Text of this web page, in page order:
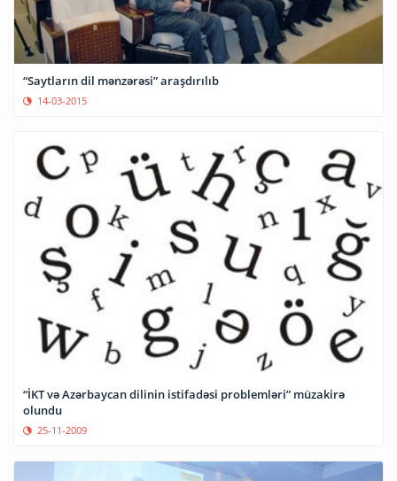
“Saytların dil mənzərəsi” araşdırılıb
14-03-2015
“İKT və Azərbaycan dilinin istifadəsi problemləri” müzakirə
olundu
25-11-2009